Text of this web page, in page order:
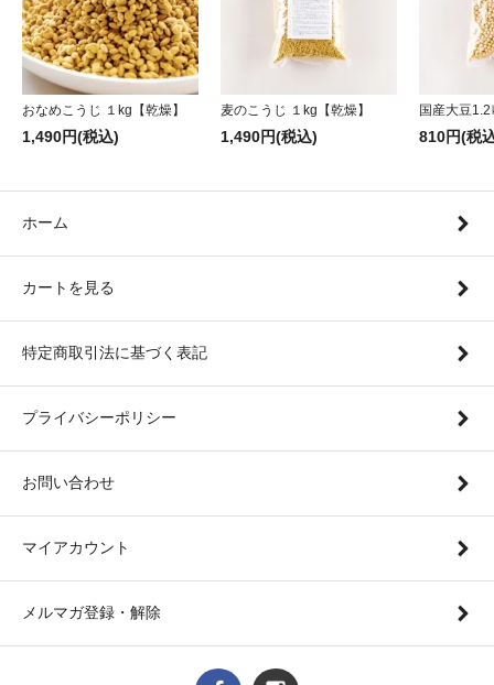
おなめこうじ １kg【乾燥】
1,490円(税込)
麦のこうじ １kg【乾燥】
1,490円(税込)
国産大豆1.2
810円(税
ホーム
カートを見る
特定商取引法に基づく表記
プライバシーポリシー
お問い合わせ
マイアカウント
メルマガ登録・解除